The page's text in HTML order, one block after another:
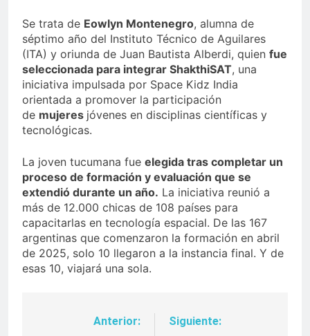
Se trata de Eowlyn Montenegro, alumna de
séptimo año del Instituto Técnico de Aguilares
(ITA) y oriunda de Juan Bautista Alberdi, quien fue
seleccionada para integrar ShakthiSAT, una
iniciativa impulsada por Space Kidz India
orientada a promover la participación
de mujeres jóvenes en disciplinas científicas y
tecnológicas.
La joven tucumana fue elegida tras completar un
proceso de formación y evaluación que se
extendió durante un año. La iniciativa reunió a
más de 12.000 chicas de 108 países para
capacitarlas en tecnología espacial. De las 167
argentinas que comenzaron la formación en abril
de 2025, solo 10 llegaron a la instancia final. Y de
esas 10, viajará una sola.
Navegación
Anterior:
Siguiente: